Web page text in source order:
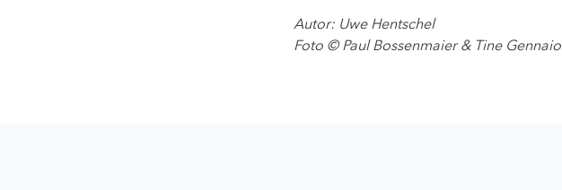
Autor: Uwe Hentschel
Foto © Paul Bossenmaier & Tine Gennaio